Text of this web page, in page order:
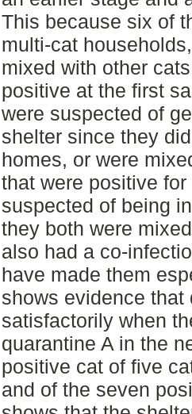
This because six of
multi-cat
mixed with other
positive at the first
were suspected of
shelter since they
homes, or were
that were positive
suspected of being
they both were
also had a co-
have made them
shows evidence that
satisfactorily when
quarantine A in the
positive cat of five
and of the seven